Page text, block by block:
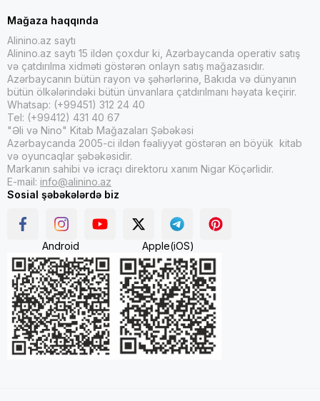
Mağaza haqqında
Alinino.az saytı
Alinino.az saytı 15 ildən çoxdur ki, Azərbaycanda operativ satış
və çatdırılma xidməti göstərən onlayn satış mağazasıdır.
Azərbaycanın bütün rayon və şəhərlərinə, Bakıda və dünyanın
bütün ölkələrindəki bütün ünvanlara çatdırılmanı həyata keçirir.
Whatsap: (+99451) 312 24 40
Tel: (+99412) 431 40 67
"Əli və Nino" Kitab Mağazaları Şəbəkəsi
Azərbaycanda 2005-ci ildən fəaliyyət göstərən ən böyük kitab
və oyuncaqlar şəbəkəsidir.
Markanın sahibi və icraçı direktoru xanım Nigar Köçərlidir.
E-mail: info@alinino.az
Sosial şəbəkələrdə biz
Android Apple(iOS)